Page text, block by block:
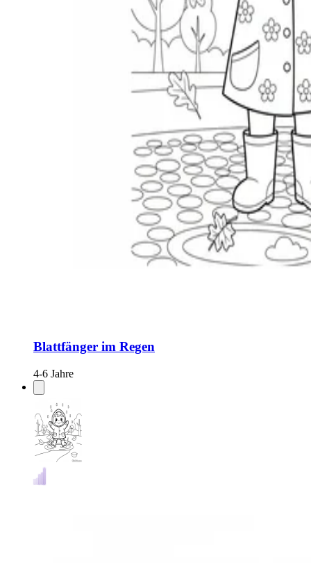
Blattfänger im Regen
4-6 Jahre